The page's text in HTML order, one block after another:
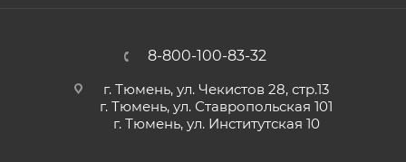
8-800-100-83-32
г. Тюмень, ул. Чекистов 28, стр.13
г. Тюмень, ул. Ставропольская 101
г. Тюмень, ул. Институтская 10